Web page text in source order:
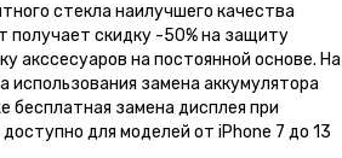
стекла наилучшего качества
получает скидку -50% на защиту
акссесуаров на постоянной основе. На
использования замена аккумулятора
бесплатная замена дисплея при
для моделей от iPhone 7 до 13